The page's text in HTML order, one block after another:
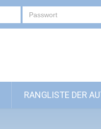
RANGLISTE DER